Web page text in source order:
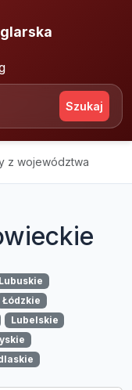
Szukaj
z województwa
Lubuskie
Łódzkie
Lubelskie